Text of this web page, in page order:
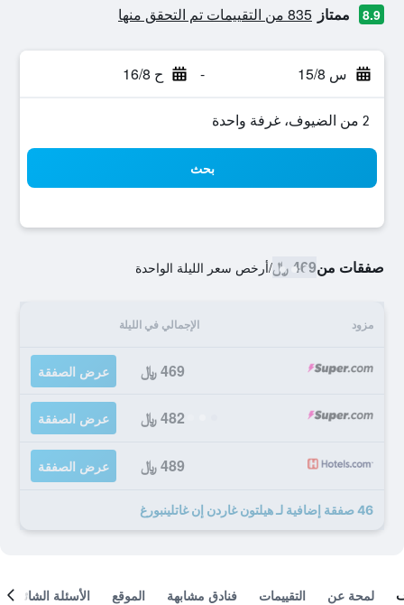
8.9 ممتاز 835 من التقييمات تم التحقق منها
س 15/8 - ح 16/8
2 من الضيوف، غرفة واحدة
بحث
صفقات من469 ﷼ /أرخص سعر الليلة الواحدة
مزود الإجمالي في الليلة
469 ﷼ عرض الصفقة
482 ﷼ عرض الصفقة
489 ﷼ عرض الصفقة
46 صفقة إضافية لـ هيلتون غاردن إن غاتلينبورغ
لمحة عن التقييمات فنادق مشابهة الموقع الأسئلة الشائعة